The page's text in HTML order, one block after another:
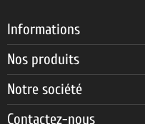
Informations
Nos produits
Notre société
Contactez-nous